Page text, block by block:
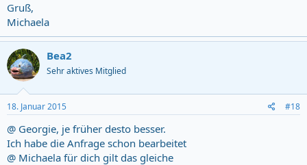
Gruß,
Michaela
Bea2
Sehr aktives Mitglied
18. Januar 2015 #18
@ Georgie, je früher desto besser.
Ich habe die Anfrage schon bearbeitet
@ Michaela für dich gilt das gleiche